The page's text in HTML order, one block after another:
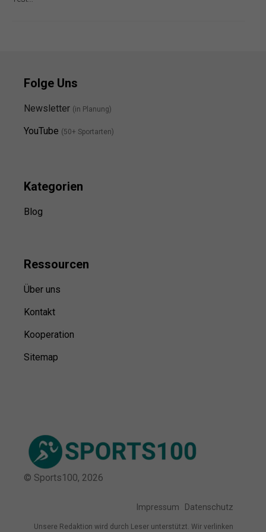
Folge Uns
Newsletter (in Planung)
YouTube (50+ Sportarten)
Kategorien
Blog
Ressourcen
Über uns
Kontakt
Kooperation
Sitemap
© Sports100, 2026
Impressum Datenschutz
Unsere Redaktion wird durch Leser unterstützt. Wir verlinken